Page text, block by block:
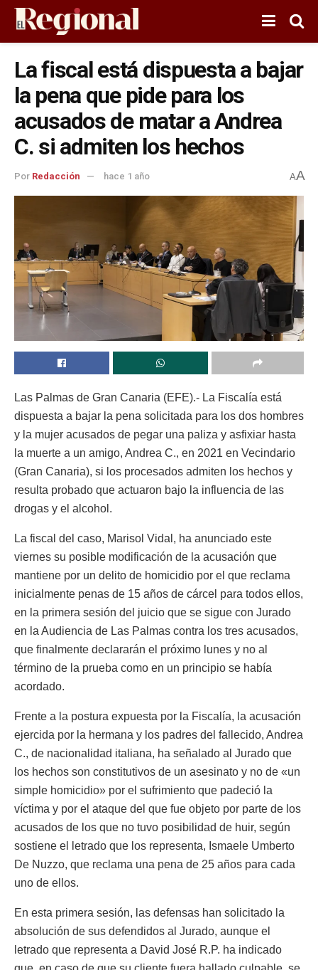
La fiscal está dispuesta a bajar
la pena que pide para los
acusados de matar a Andrea
C. si admiten los hechos
Por Redacción hace 1 año AA
Las Palmas de Gran Canaria (EFE).- La Fiscalía está
dispuesta a bajar la pena solicitada para los dos hombres
y la mujer acusados de pegar una paliza y asfixiar hasta
la muerte a un amigo, Andrea C., en 2021 en Vecindario
(Gran Canaria), si los procesados admiten los hechos y
resulta probado que actuaron bajo la influencia de las
drogas y el alcohol.
La fiscal del caso, Marisol Vidal, ha anunciado este
viernes su posible modificación de la acusación que
mantiene por un delito de homicidio por el que reclama
inicialmente penas de 15 años de cárcel para todos ellos,
en la primera sesión del juicio que se sigue con Jurado
en la Audiencia de Las Palmas contra los tres acusados,
que finalmente declararán el próximo lunes y no al
término de la prueba como en un principio se había
acordado.
Frente a la postura expuesta por la Fiscalía, la acusación
ejercida por la hermana y los padres del fallecido, Andrea
C., de nacionalidad italiana, ha señalado al Jurado que
los hechos son constitutivos de un asesinato y no de «un
simple homicidio» por el sufrimiento que padeció la
víctima y por el ataque del que fue objeto por parte de los
acusados de los que no tuvo posibilidad de huir, según
sostiene el letrado que los representa, Ismaele Umberto
De Nuzzo, que reclama una pena de 25 años para cada
uno de ellos.
En esta primera sesión, las defensas han solicitado la
absolución de sus defendidos al Jurado, aunque el
letrado que representa a David José R.P. ha indicado